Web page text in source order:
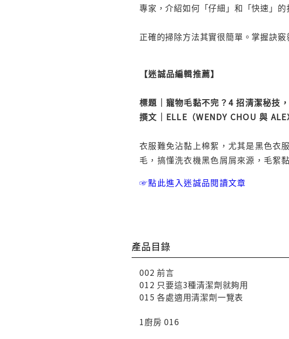
專家，介紹如何「仔細」和「快速」
正確的掃除方法其實很簡單。掌握訣竅
【迷誠品編輯推薦】
標題｜寵物毛黏不完？4 招清潔秘技
撰文｜ELLE（WENDY CHOU 與
衣服難免沾黏上棉絮，尤其是黑色衣
毛，搞懂洗衣機黑色屑屑來源，毛絮
☞點此進入迷誠品閱讀文章
產品目錄
002 前言
012 只要這3種清潔劑就夠用
015 各處適用清潔劑一覽表
1廚房 016